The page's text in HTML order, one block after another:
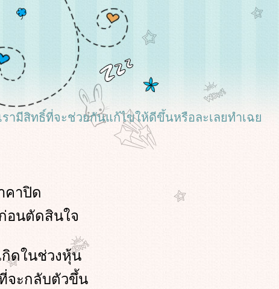
รามีสิทธิ์ที่จะช่วยกันแก้ไขให้ดีขึ้นหรือละเลยทำเฉ
คาปิด
นตัดสินใจ
กิดในช่วงหุ้น
จะกลับตัวขึ้น